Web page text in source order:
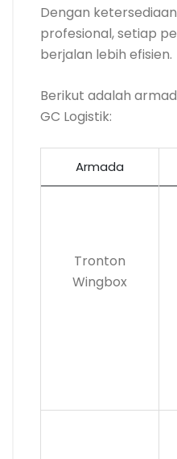
Dengan
profesional, setiap
berjalan lebih efisien.
Berikut adalah
GC Logistik:
Armada
Tronton
Wingbox